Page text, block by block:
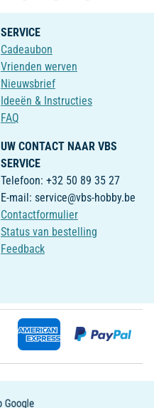
SERVICE
Cadeaubon
Vrienden werven
Nieuwsbrief
Ideeën & Instructies
FAQ
UW CONTACT NAAR VBS
SERVICE
Telefoon: +32 50 89 35 27
E-mail: service@vbs-hobby.be
Contactformulier
Status van bestelling
Feedback